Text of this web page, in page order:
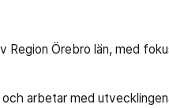
Region Örebro län, med
arbetar med